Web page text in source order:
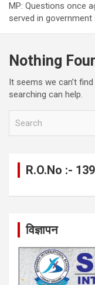
MP: Questions once
served in
Nothing
It seems we can’t
searching can help.
R.O.No :-
विज्ञापन